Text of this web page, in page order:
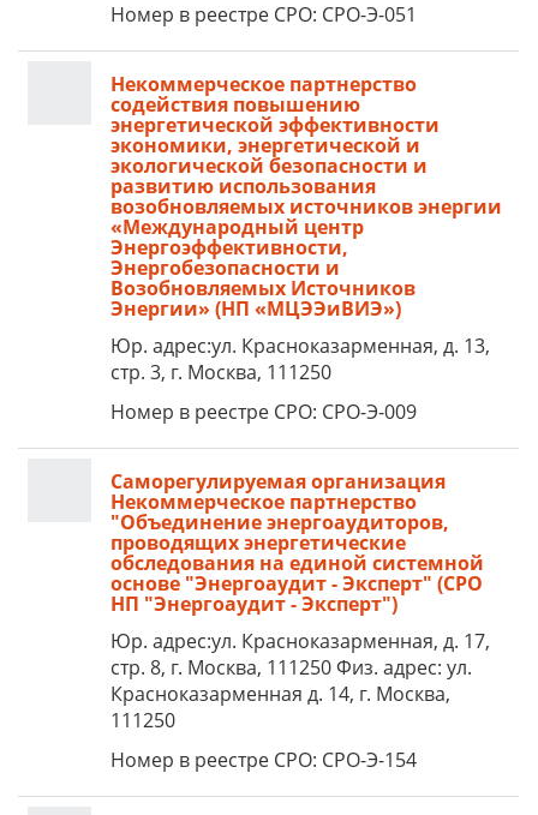
Номер в реестре СРО: СРО-Э-051
Некоммерческое партнерство
содействия повышению
энергетической эффективности
экономики, энергетической и
экологической безопасности и
развитию использования
возобновляемых источников энергии
«Международный центр
Энергоэффективности,
Энергобезопасности и
Возобновляемых Источников
Энергии» (НП «МЦЭЭиВИЭ»)
Юр. адрес:ул. Красноказарменная, д. 13,
стр. 3, г. Москва, 111250
Номер в реестре СРО: СРО-Э-009
Саморегулируемая организация
Некоммерческое партнерство
"Объединение энергоаудиторов,
проводящих энергетические
обследования на единой системной
основе "Энергоаудит - Эксперт" (СРО
НП "Энергоаудит - Эксперт")
Юр. адрес:ул. Красноказарменная, д. 17,
стр. 8, г. Москва, 111250 Физ. адрес: ул.
Красноказарменная д. 14, г. Москва,
111250
Номер в реестре СРО: СРО-Э-154